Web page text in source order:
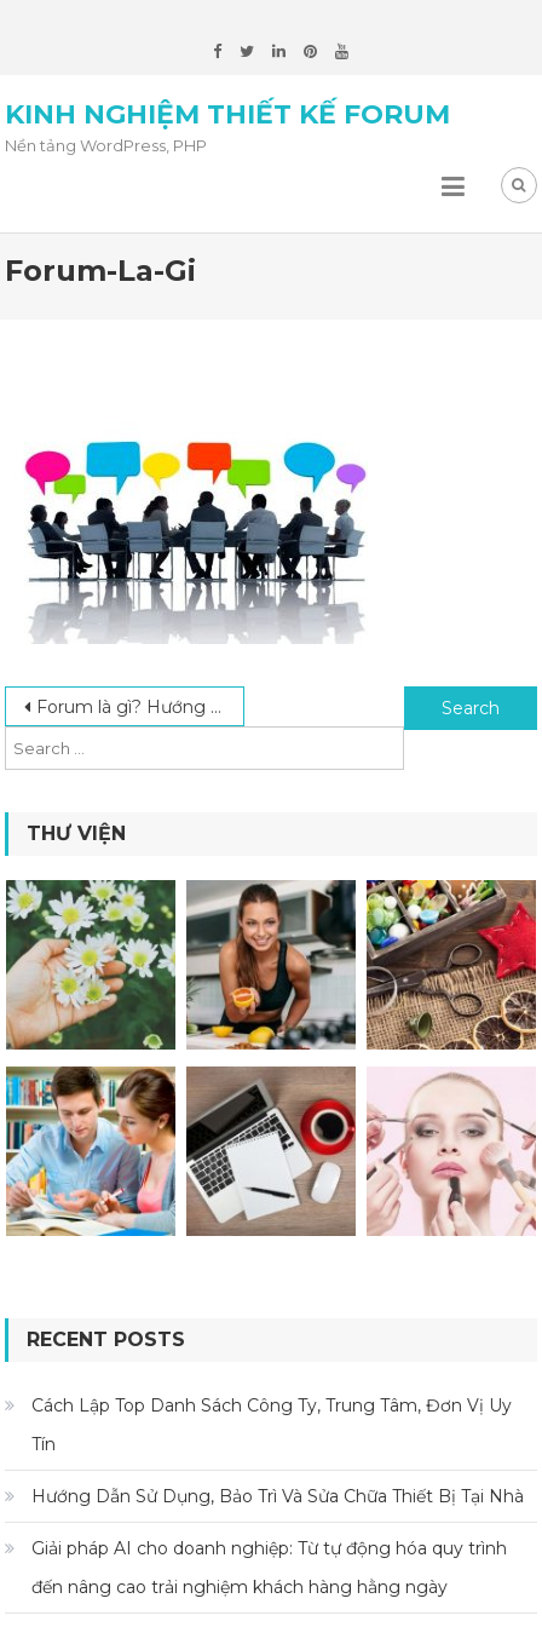
KINH NGHIỆM THIẾT KẾ FORUM
Nền tảng WordPress, PHP
Forum-La-Gi
Post navigation
Forum là gì? Hướng dẫn cách tạo Forum nhanh chóng – miễn phí Search for:
THƯ VIỆN
RECENT POSTS
Cách Lập Top Danh Sách Công Ty, Trung Tâm, Đơn Vị Uy
Tín
Hướng Dẫn Sử Dụng, Bảo Trì Và Sửa Chữa Thiết Bị Tại Nhà
Giải pháp AI cho doanh nghiệp: Từ tự động hóa quy trình
đến nâng cao trải nghiệm khách hàng hằng ngày